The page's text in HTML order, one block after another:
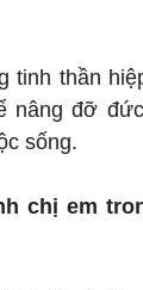
tinh thần
nâng đỡ
sống.
chị em